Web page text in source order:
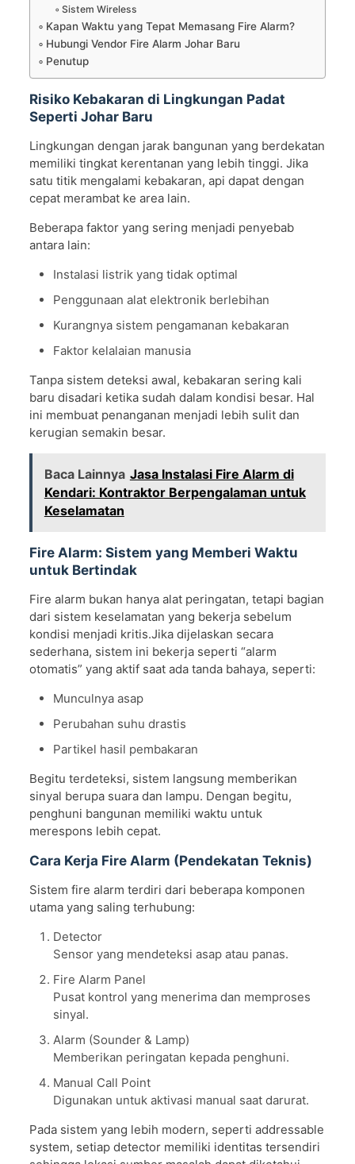
Sistem Wireless
Kapan Waktu yang Tepat Memasang Fire Alarm?
Hubungi Vendor Fire Alarm Johar Baru
Penutup
Risiko Kebakaran di Lingkungan Padat
Seperti Johar Baru
Lingkungan dengan jarak bangunan yang berdekatan
memiliki tingkat kerentanan yang lebih tinggi. Jika
satu titik mengalami kebakaran, api dapat dengan
cepat merambat ke area lain.
Beberapa faktor yang sering menjadi penyebab
antara lain:
Instalasi listrik yang tidak optimal
Penggunaan alat elektronik berlebihan
Kurangnya sistem pengamanan kebakaran
Faktor kelalaian manusia
Tanpa sistem deteksi awal, kebakaran sering kali
baru disadari ketika sudah dalam kondisi besar. Hal
ini membuat penanganan menjadi lebih sulit dan
kerugian semakin besar.
Baca Lainnya Jasa Instalasi Fire Alarm di
Kendari: Kontraktor Berpengalaman untuk
Keselamatan
Fire Alarm: Sistem yang Memberi Waktu
untuk Bertindak
Fire alarm bukan hanya alat peringatan, tetapi bagian
dari sistem keselamatan yang bekerja sebelum
kondisi menjadi kritis.Jika dijelaskan secara
sederhana, sistem ini bekerja seperti “alarm
otomatis” yang aktif saat ada tanda bahaya, seperti:
Munculnya asap
Perubahan suhu drastis
Partikel hasil pembakaran
Begitu terdeteksi, sistem langsung memberikan
sinyal berupa suara dan lampu. Dengan begitu,
penghuni bangunan memiliki waktu untuk
merespons lebih cepat.
Cara Kerja Fire Alarm (Pendekatan Teknis)
Sistem fire alarm terdiri dari beberapa komponen
utama yang saling terhubung:
Detector
Sensor yang mendeteksi asap atau panas.
Fire Alarm Panel
Pusat kontrol yang menerima dan memproses
sinyal.
Alarm (Sounder & Lamp)
Memberikan peringatan kepada penghuni.
Manual Call Point
Digunakan untuk aktivasi manual saat darurat.
Pada sistem yang lebih modern, seperti addressable
system, setiap detector memiliki identitas tersendiri